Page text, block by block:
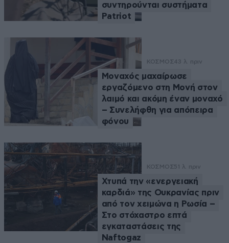
συντηρούνται συστήματα
Patriot
ΚΟΣΜΟΣ43 λ. πριν
Μοναχός μαχαίρωσε
εργαζόμενο στη Μονή στον
λαιμό και ακόμη έναν μοναχό
– Συνελήφθη για απόπειρα
φόνου
ΚΟΣΜΟΣ51 λ. πριν
Χτυπά την «ενεργειακή
καρδιά» της Ουκρανίας πριν
από τον χειμώνα η Ρωσία –
Στο στόχαστρο επτά
εγκαταστάσεις της
Naftogaz